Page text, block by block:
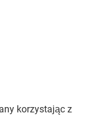
korzystając z